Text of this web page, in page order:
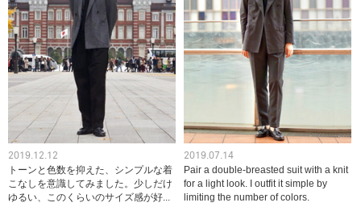
2019.12.12
トーンと色数を抑えた、シンプルな着
こなしを意識してみました。少しだけ
ゆるい、このくらいのサイズ感が好...
2019.07.14
Pair a double-breasted suit with a knit
for a light look. I outfit it simple by
limiting the number of colors.